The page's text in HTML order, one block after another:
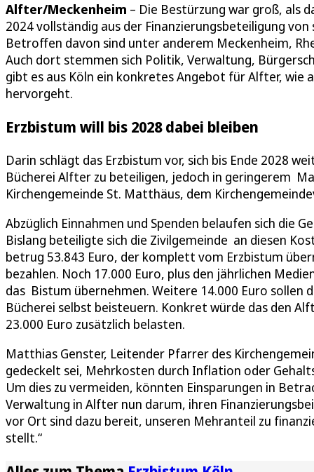
Alfter/Meckenheim – Die Bestürzung war groß, als
2024 vollständig aus der Finanzierungsbeteiligung
Betroffen davon sind unter anderem Meckenheim,
Auch dort stemmen sich Politik, Verwaltung,
gibt es aus Köln ein konkretes Angebot für Alfter, wie
hervorgeht.
Erzbistum will bis 2028 dabei bleiben
Darin schlägt das Erzbistum vor, sich bis Ende 2028
Bücherei Alfter zu beteiligen, jedoch in geringerem
Kirchengemeinde St. Matthäus, dem
Abzüglich Einnahmen und Spenden belaufen sich die
Bislang beteiligte sich die Zivilgemeinde an diesen
betrug 53.843 Euro, der komplett vom Erzbistum
bezahlen. Noch 17.000 Euro, plus den jährlichen
das Bistum übernehmen. Weitere 14.000 Euro sollen
Bücherei selbst beisteuern. Konkret würde das den
23.000 Euro zusätzlich belasten.
Matthias Genster, Leitender Pfarrer des
gedeckelt sei, Mehrkosten durch Inflation oder
Um dies zu vermeiden, könnten Einsparungen in
Verwaltung in Alfter nun darum, ihren
vor Ort sind dazu bereit, unseren Mehranteil zu
stellt.“